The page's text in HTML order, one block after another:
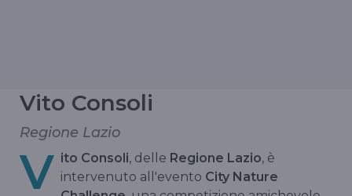
Vito Consoli
Regione Lazio
V ito Consoli, delle Regione Lazio, è
intervenuto all'evento City Nature